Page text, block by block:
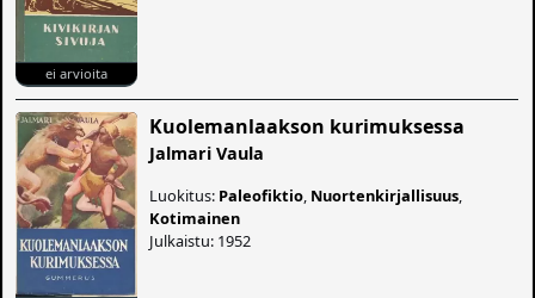
ei arvioita
Kuolemanlaakson kurimuksessa
Jalmari Vaula
Luokitus: Paleofiktio Nuortenkirjallisuus
Kotimainen
Julkaistu: 1952